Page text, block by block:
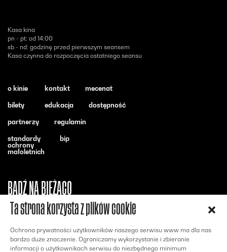
Ta strona korzysta z plików cookie
Ochrona prywatności użytkowników naszego serwisu www ma dla nas
bardzo duże znaczenie. Ograniczamy wykorzystanie i zbieranie
informacji o użytkownikach serwisu do niezbędnego minimum
Kasa kina
pn - pt: od 14:00
sb - nd: godzinę przed pierwszym seansem
Kasa czynna do rozpoczęcia ostatniego seansu
BĄDŹ NA BIEŻĄCO
Otwiera się w nowym oknie - Facebook
Otwiera się w nowym oknie - Instagram
Otwiera się w nowym oknie - Youtube
o kinie kontakt mecenat
bilety edukacja dostępność
partnerzy regulamin
standardy
ochrony
małoletnich
bip